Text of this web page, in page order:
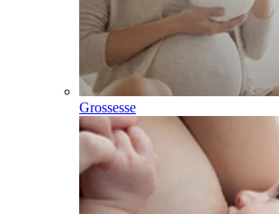
Grossesse